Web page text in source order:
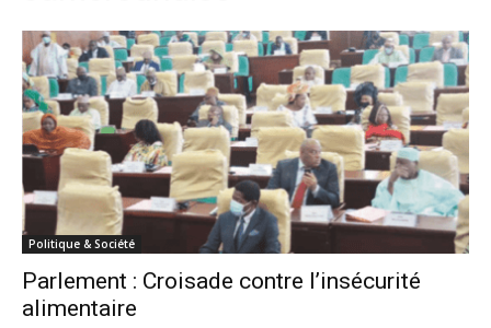
Politique & Société
Parlement : Croisade contre l’insécurité
alimentaire